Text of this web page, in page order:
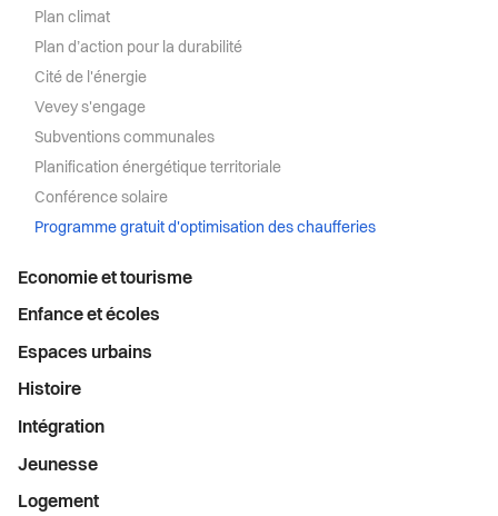
Plan climat
Plan d’action pour la durabilité
Cité de l'énergie
Vevey s'engage
Subventions communales
Planification énergétique territoriale
Conférence solaire
Programme gratuit d'optimisation des chaufferies
Economie et tourisme
Enfance et écoles
Espaces urbains
Histoire
Intégration
Jeunesse
Logement